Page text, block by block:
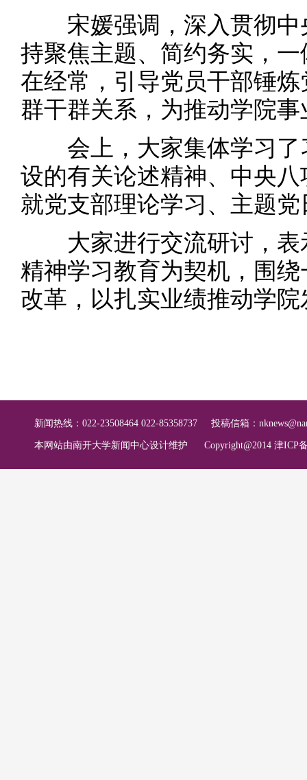
宋媛强调，深入贯彻中
持聚焦主题、简约务实，
在经常，引导党员干部锤
群干群关系，为推动学院
会上，大家集体学习了
设的有关论述精神、中央
就党支部理论学习、主题
大家进行交流研讨，表
精神学习教育为契机，围
改革，以扎实业绩推动学
新闻热线：022-23508464 022-85358737 投稿信箱：
本网站由南开大学新闻中心设计维护 Copyright@2014 津ICP